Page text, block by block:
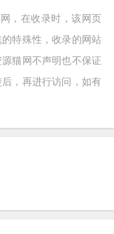
，在收录时，该网页
特殊性，收录的网站
猫网不声明也不保证
，再进行访问，如有